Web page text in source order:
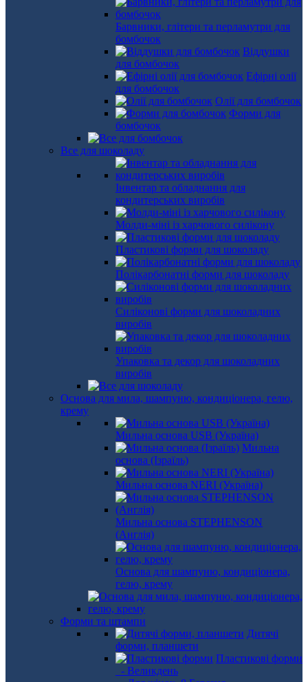
Барвники, глітери та перламутри для
бомбочок
Віддушки
для бомбочок
Ефірні олії
для бомбочок
Олії для бомбочок
Форми для
бомбочок
Все для шоколаду
Інвентар та обладнання для
кондитерських виробів
Молди-міні із харчового силікону
Пластикові форми для шоколаду
Полікарбонатні форми для шоколаду
Силіконові форми для шоколадних
виробів
Упаковка та декор для шоколадних
виробів
Основа для мила, шампуню, кондиціонера, гелю,
крему
Мильна основа USB (Україна)
Мильна
основа (Ізраїль)
Мильна основа NERI (Україна)
Мильна основа STEPHENSON
(Англія)
Основа для шампуню, кондиціонера,
гелю, крему
Форми та штампи
Дитячі
форми, планшети
Пластикові форми
- Великдень